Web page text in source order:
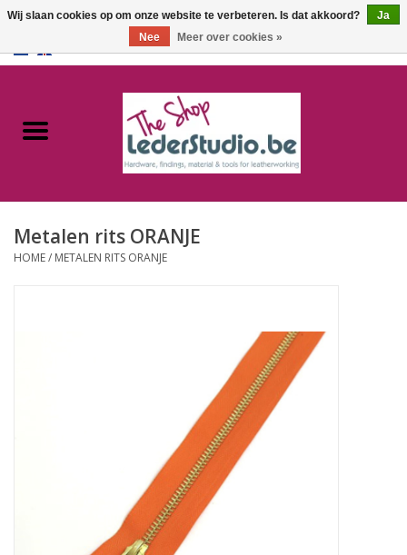
Catalogus
FAQ
Metalen rits ORANJE
HOME/ METALEN RITS ORANJE
Wij slaan cookies op om onze website te verbeteren. Is dat akkoord?
Ja
Nee
Meer over cookies »